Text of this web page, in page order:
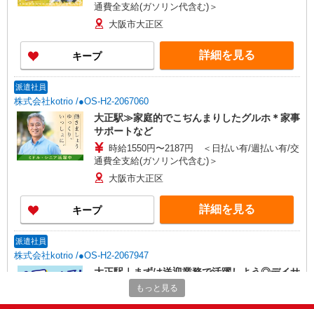
通費全支給(ガソリン代含む)＞
大阪市大正区
キープ 詳細を見る
派遣社員
株式会社kotrio /●OS-H2-2067060
大正駅≫家庭的でこぢんまりしたグルホ＊家事
サポートなど
時給1550円〜2187円 ＜日払い有/週払い有/交
通費全支給(ガソリン代含む)＞
大阪市大正区
キープ 詳細を見る
派遣社員
株式会社kotrio /●OS-H2-2067947
大正駅｜まずは送迎業務で活躍しよう◎デイサ
ービスSTAFF
時給1550円〜2187円 ＜日払い有/週払い有/交
もっと見る